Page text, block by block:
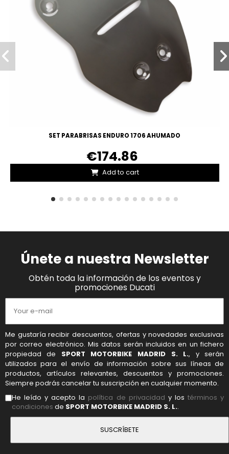
SET PARABRISAS ENDURO 1706 AHUMADO
€174.86
Add to cart
Únete a nuestra Newsletter
Obtén toda la información de los eventos y
promociones Ducati
Me gustaría recibir descuentos, ofertas y novedades exclusivas
por correo electrónico. Mis datos serán incluidos en un fichero
propiedad de SPORT MOTORBIKE MADRID S. L., y serán
utilizados para el envío de información sobre sus líneas de
productos, artículos relevantes, descuentos y promociones.
Siempre podrás cancelar tu suscripción en cualquier momento.
He leído y acepto la política de privacidad y lostérminos y
condiciones de SPORT MOTORBIKE MADRID S. L..